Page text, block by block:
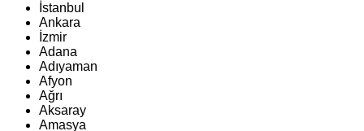
İstanbul
Ankara
İzmir
Adana
Adıyaman
Afyon
Ağrı
Aksaray
Amasya